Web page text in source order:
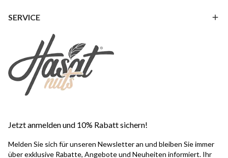
SERVICE
Jetzt anmelden und 10% Rabatt sichern!
Melden Sie sich für unseren Newsletter an und bleiben Sie immer
über exklusive Rabatte, Angebote und Neuheiten informiert. Ihr